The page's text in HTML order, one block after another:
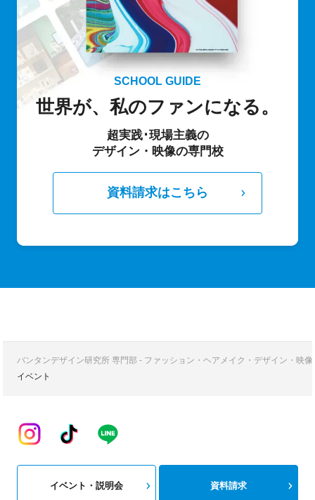
SCHOOL GUIDE
世界が、私のファンになる。
超実践･現場主義の
デザイン・映像の専門校
資料請求はこちら
バンタンデザイン研究所 専門部 - ファッション・ヘアメイク・デザイン・映
イベント
イベント・説明会 資料請求